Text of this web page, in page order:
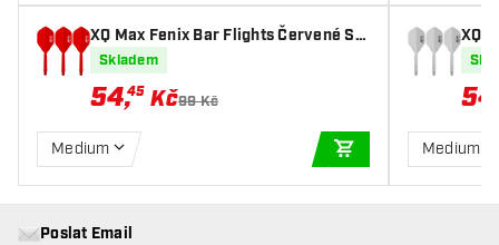
XQ Max Fenix Bar Flights Červené St
andard - Letky
Skladem
54,45 Kč99 Kč
Medium
PŘIDAT DO KOŠÍKU
XQ
ard
54
Medium
Poslat Email